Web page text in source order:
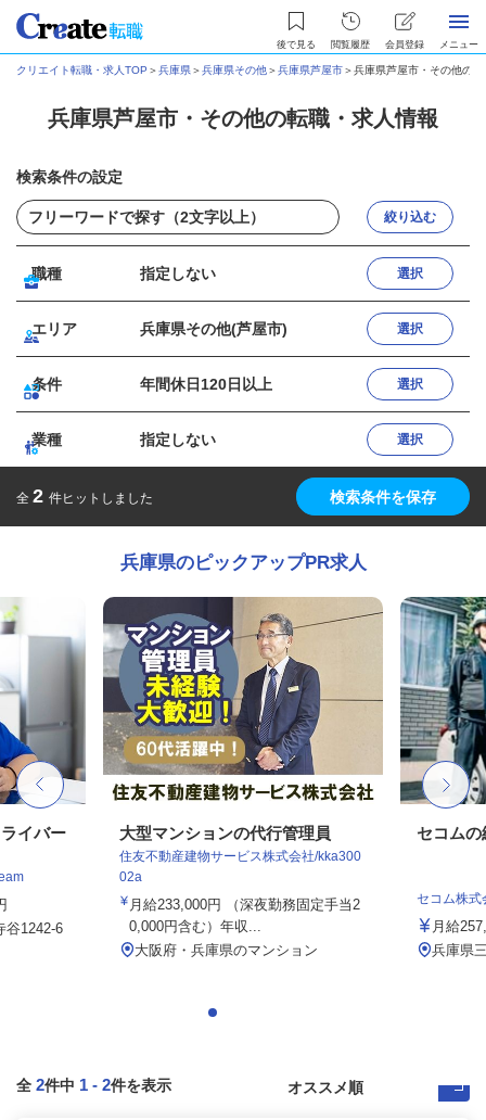
後で見る 閲覧履歴 会員登録 メニュー
クリエイト転職・求人TOP ＞兵庫県＞兵庫県その他＞兵庫県芦屋市＞兵庫県芦屋市・その他の
兵庫県芦屋市・その他の転職・求人情報
検索条件の設定
絞り込む
職種 指定しない 選択
エリア 兵庫県その他(芦屋市) 選択
条件 年間休日120日以上 選択
業種 指定しない 選択
全 2 件ヒットしました 検索条件を保存
兵庫県のピックアップPR求人
イバー
谷1242-6
大型マンションの代行管理員
住友不動産建物サービス株式会社/kka300
02a
月給233,000円 （深夜勤務固定手当2
0,000円含む）年収...
大阪府・兵庫県のマンション
セコムの
セコム株式
月給
兵庫県
全 2件中 1 - 2件を表示